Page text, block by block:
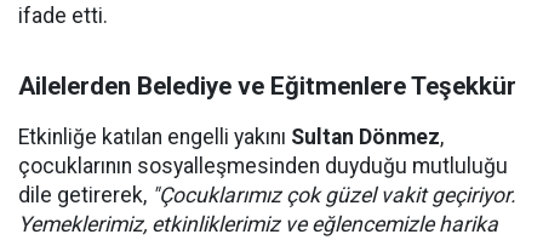
ifade etti.
Ailelerden Belediye ve Eğitmenlere Teşekkür
Etkinliğe katılan engelli yakını Sultan Dönmez,
çocuklarının sosyalleşmesinden duyduğu mutluluğu
dile getirerek, "Çocuklarımız çok güzel vakit geçiriyor.
Yemeklerimiz, etkinliklerimiz ve eğlencemizle harika